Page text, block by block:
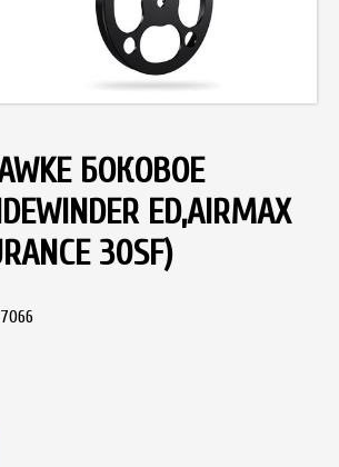
БОКОВОЕ
ED,AIRMAX
30SF)